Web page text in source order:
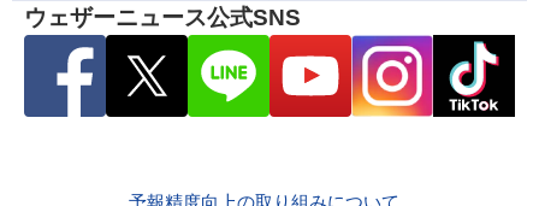
ウェザーニュース公式SNS